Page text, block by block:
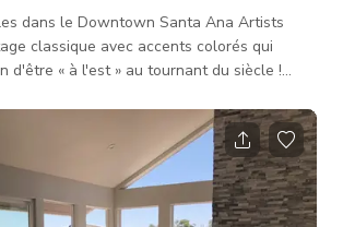
dans le Downtown Santa Ana Artists
classique avec accents colorés qui
d'être « à l'est » au tournant du siècle !
faisant de cet endroit un choix flexible
d'activités artistiques avec un parking à
pas de l'académie. Facilement
portes doubles en bois emblématiques à